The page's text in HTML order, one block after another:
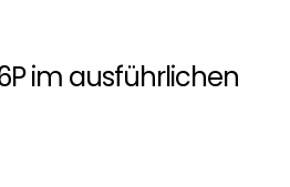
im ausführlichen